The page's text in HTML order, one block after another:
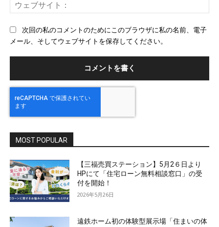
ェ
次回の私のコメントのためにこのブラウザに私の名前、電子
メール、そしてウェブサイトを保存してください。
MOST POPULAR
【三福売買ステーション】5月2６日より
HPにて「住宅ローン無料相談窓口」の受
付を開始！
2026年5月26日
遠鉄ホーム初の体験型展示場「住まいの体